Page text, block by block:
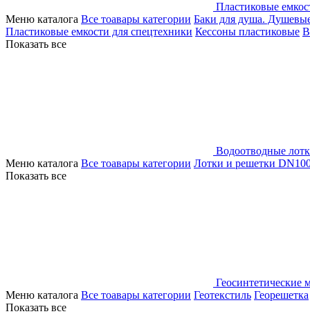
Пластиковые
Меню каталога Все тоавары категории Баки для душа.
Пластиковые емкости для спецтехники Кессоны пластиковые
Показать все
Водоотводные
Меню каталога Все тоавары категории Лотки и решетки
Показать все
Геосинтетические
Меню каталога Все тоавары категории Геотекстиль Георешетка
Показать все